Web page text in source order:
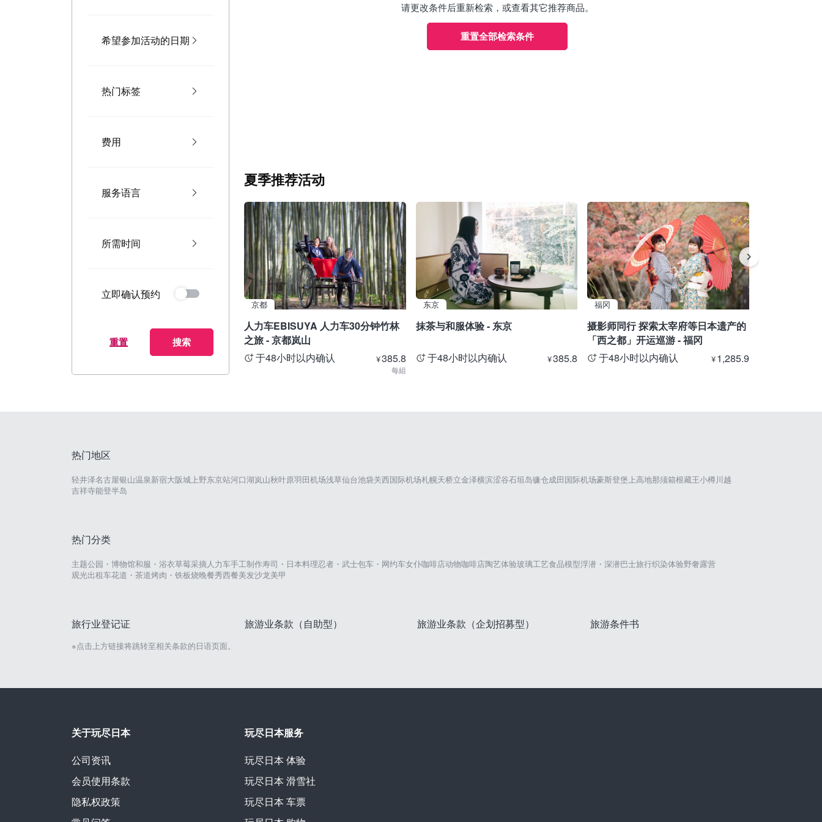
希望参加活动的日期
热门标签
费用
服务语言
所需时间
立即确认预约
重置 搜索
请更改条件后重新检索，或查看其它推荐商品。
重置全部检索条件
夏季推荐活动
京都
人力车EBISUYA 人力车30分钟竹林
之旅 - 京都岚山
于48小时以内确认
¥385.8
每組
东京
抹茶与和服体验 - 东京
于48小时以内确认 ¥385.8
福冈
摄影师同行 探索太宰府等日本遗产的
「西之都」开运巡游 - 福冈
于48小时以内确认
¥1,285.9
热门地区
轻井泽名古屋银山温泉新宿大阪城 上野东京站河口湖岚山秋叶原羽田机场浅草仙台池袋关西国际机场札幌天桥立金泽横滨涩谷石垣岛镰仓成田国际机场豪斯登堡 上高地那须箱根藏王小樽川越
吉祥寺能登半岛
热门分类
主题公园・博物馆和服・浴衣草莓采摘人力车手工制作寿司・日本料理忍者・武士包车・网约车女仆咖啡店动物咖啡店陶艺体验玻璃工艺食品模型浮潜・深潜巴士旅行织染体验野奢露营
观光出租车花道・茶道烤肉・铁板烧晚餐秀西餐美发沙龙美甲
旅行业登记证 旅游业条款（自助型） 旅游业条款（企划招募型） 旅游条件书
※点击上方链接将跳转至相关条款的日语页面。
关于玩尽日本
公司资讯
会员使用条款
隐私权政策
玩尽日本服务
玩尽日本 体验
玩尽日本 滑雪社
玩尽日本 车票